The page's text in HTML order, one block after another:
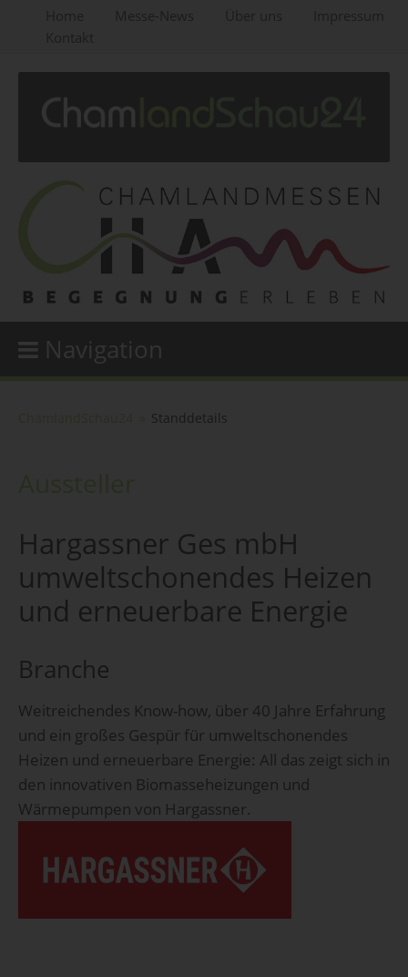
Navigation
Standdetails
Hargassner Ges mbH
umweltschonendes Heizen
und erneuerbare Energie
Branche
Weitreichendes Know-how, über 40 Jahre Erfahrung
und ein großes Gespür für umweltschonendes
Heizen und erneuerbare Energie: All das zeigt sich in
den innovativen Biomasseheizungen und
Wärmepumpen von Hargassner.